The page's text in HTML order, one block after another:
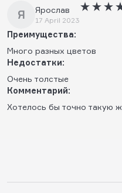
Я Ярослав
17 April 2023
Преимущества:
Много разных цветов
Недостатки:
Очень толстые
Комментарий:
Хотелось бы точно такую